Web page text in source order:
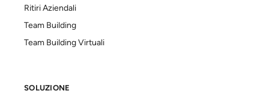
Ritiri Aziendali
Team Building
Team Building Virtuali
SOLUZIONE